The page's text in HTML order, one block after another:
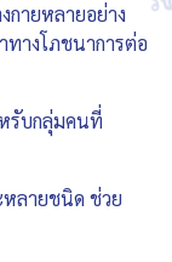
ายหลายอย่าง
างโภชนาการต่อ
รับกลุ่มคนที่
ลายชนิด ช่วย